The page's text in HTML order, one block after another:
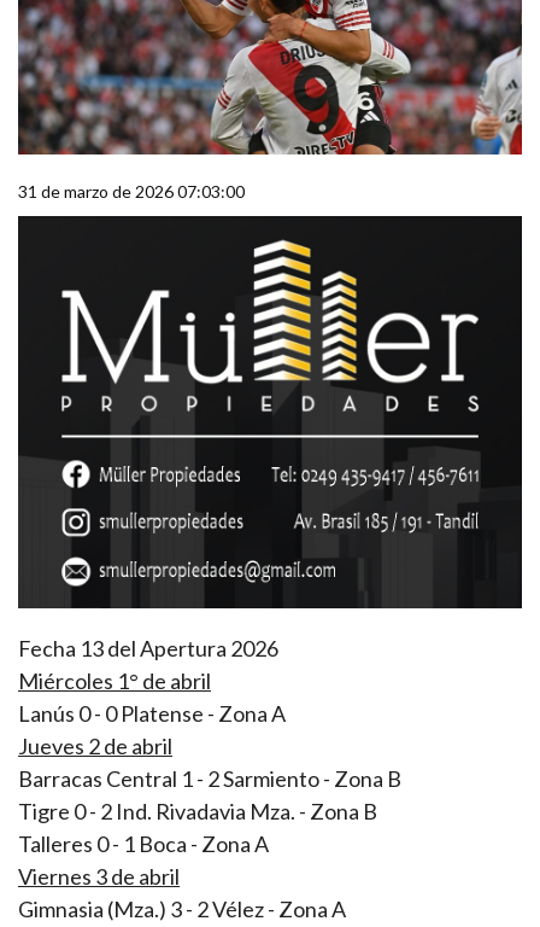
31 de marzo de 2026 07:03:00
Fecha 13 del Apertura 2026
Miércoles 1° de abril
Lanús 0 - 0 Platense - Zona A
Jueves 2 de abril
Barracas Central 1 - 2 Sarmiento - Zona B
Tigre 0 - 2 Ind. Rivadavia Mza. - Zona B
Talleres 0 - 1 Boca - Zona A
Viernes 3 de abril
Gimnasia (Mza.) 3 - 2 Vélez - Zona A